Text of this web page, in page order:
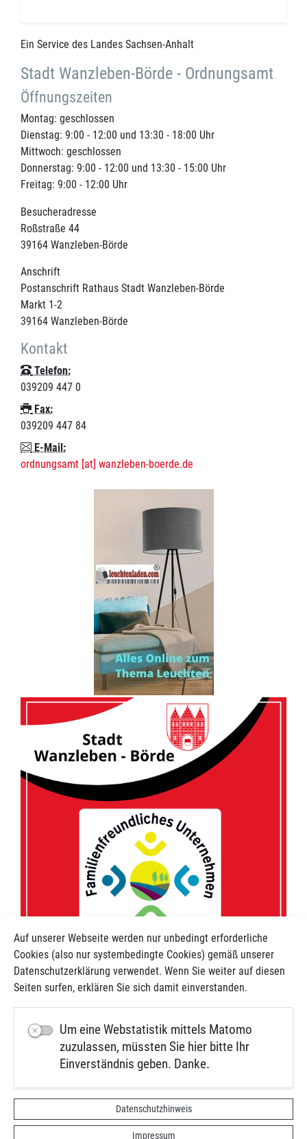
Auf unserer Webseite werden nur unbedingt erforderliche
Cookies (also nur systembedingte Cookies) gemäß unserer
Datenschutzerklärung verwendet. Wenn Sie weiter auf diesen
Seiten surfen, erklären Sie sich damit einverstanden.
Um eine Webstatistik mittels Matomo
zuzulassen, müssten Sie hier bitte Ihr
Einverständnis geben. Danke.
Datenschutzhinweis
Impressum
Ein Service des Landes Sachsen-Anhalt
Stadt Wanzleben-Börde - Ordnungsamt
Öffnungszeiten
Montag: geschlossen
Dienstag: 9:00 - 12:00 und 13:30 - 18:00 Uhr
Mittwoch: geschlossen
Donnerstag: 9:00 - 12:00 und 13:30 - 15:00 Uhr
Freitag: 9:00 - 12:00 Uhr
Besucheradresse
Roßstraße 44
39164 Wanzleben-Börde
Anschrift
Postanschrift Rathaus Stadt Wanzleben-Börde
Markt 1-2
39164 Wanzleben-Börde
Kontakt
Telefon:
039209 447 0
Fax:
039209 447 84
E-Mail:
ordnungsamt [at] wanzleben-boerde.de
nach Oben
Kontakt
Impressum
Datenschutz
Datenschutz-Videoüberwachung
Hinweisgeberschutzgesetz